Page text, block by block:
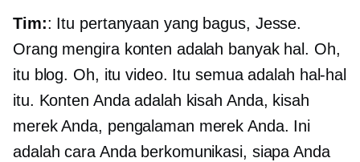
Tim:: Itu pertanyaan yang bagus, Jesse.
Orang mengira konten adalah banyak hal. Oh,
itu blog. Oh, itu video. Itu semua adalah hal-hal
itu. Konten Anda adalah kisah Anda, kisah
merek Anda, pengalaman merek Anda. Ini
adalah cara Anda berkomunikasi, siapa Anda